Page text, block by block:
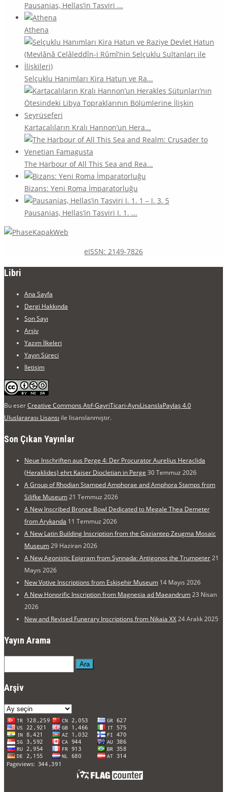
Pausanias, Hellas’in Tasviri ...
Athena
Selçuklu Hanımları Kira Hatun ve Ra...
Kartacalıların Kralı Hannon’un Hera...
The Harbour of All This Sea and Rea...
Bizans: Yeni Roma İmparatorluğu
Pausanias, Hellas’in Tasviri I. 1. ...
eISSN: 2149-7826
Libri
Ana Sayfa
Dergi Hakkında
Son Sayı
Arşiv
Yazım İlkeleri
Yayın Süreci
İletişim
Bu eserCreative Commons Atıf-GayriTicari-AynıLisanslaPaylaş 4.0
Uluslararası Lisansı ile lisanslanmıştır.
Son Çıkan Yayınlar
Neue Inschriften aus Perge 4: Der Procurator Aurelius Heraclida
(Heraklides) ehrt Kaiser Diocletian in Perge 30 Temmuz 2026
A Group of Rhodian Stamped Amphorae and Amphora Stamps from
Silifke Museum21 Temmuz 2026
A New Inscribed Bronze Bowl Dedicated to Megale Thea Demeter
from Arykanda 11 Temmuz 2026
A New Latin Building Inscription from the Gaziantep Zeugma Mosaic
Museum29 Haziran 2026
A New Agonistic Epigram from Synnada: Antigonos the Trumpeter21
Mayıs 2026
New Votive Inscriptions from Eskişehir Museum 14 Mayıs 2026
A New Honorific Inscription from Magnesia ad Maeandrum23 Nisan
2026
New and Revised Funerary Inscriptions from Nikaia XX24 Aralık 2025
Yayın Arama
Ara
Arşiv
Arşiv